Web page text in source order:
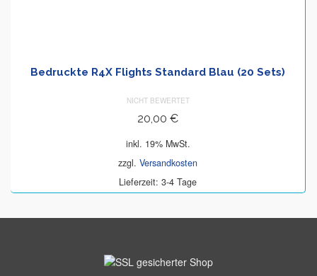
Bedruckte R4X Flights Standard Blau (20 Sets)
NICHT BEWERTET
20,00 €
inkl. 19% MwSt.
zzgl. Versandkosten
Lieferzeit: 3-4 Tage